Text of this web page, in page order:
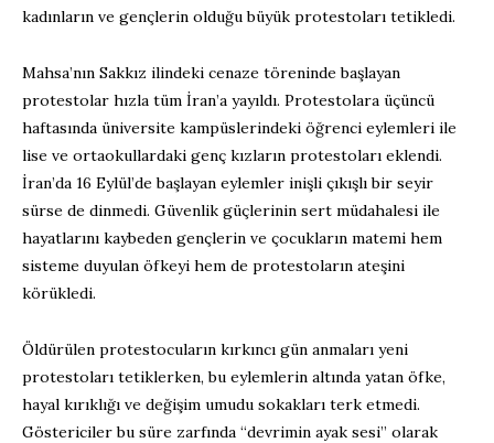
kadınların ve gençlerin olduğu büyük protestoları tetikledi.
Mahsa’nın Sakkız ilindeki cenaze töreninde başlayan
protestolar hızla tüm İran’a yayıldı. Protestolara üçüncü
haftasında üniversite kampüslerindeki öğrenci eylemleri ile
lise ve ortaokullardaki genç kızların protestoları eklendi.
İran’da 16 Eylül’de başlayan eylemler inişli çıkışlı bir seyir
sürse de dinmedi. Güvenlik güçlerinin sert müdahalesi ile
hayatlarını kaybeden gençlerin ve çocukların matemi hem
sisteme duyulan öfkeyi hem de protestoların ateşini
körükledi.
Öldürülen protestocuların kırkıncı gün anmaları yeni
protestoları tetiklerken, bu eylemlerin altında yatan öfke,
hayal kırıklığı ve değişim umudu sokakları terk etmedi.
Göstericiler bu süre zarfında “devrimin ayak sesi” olarak